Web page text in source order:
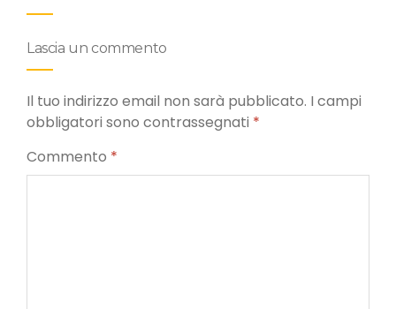
Lascia un commento
Il tuo indirizzo email non sarà pubblicato. I campi
obbligatori sono contrassegnati *
Commento *